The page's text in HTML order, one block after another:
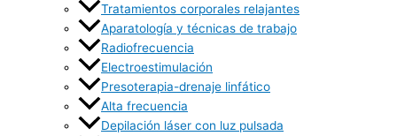
Tratamientos corporales relajantes
Aparatología y técnicas de trabajo
Radiofrecuencia
Electroestimulación
Presoterapia-drenaje linfático
Alta frecuencia
Depilación láser con luz pulsada